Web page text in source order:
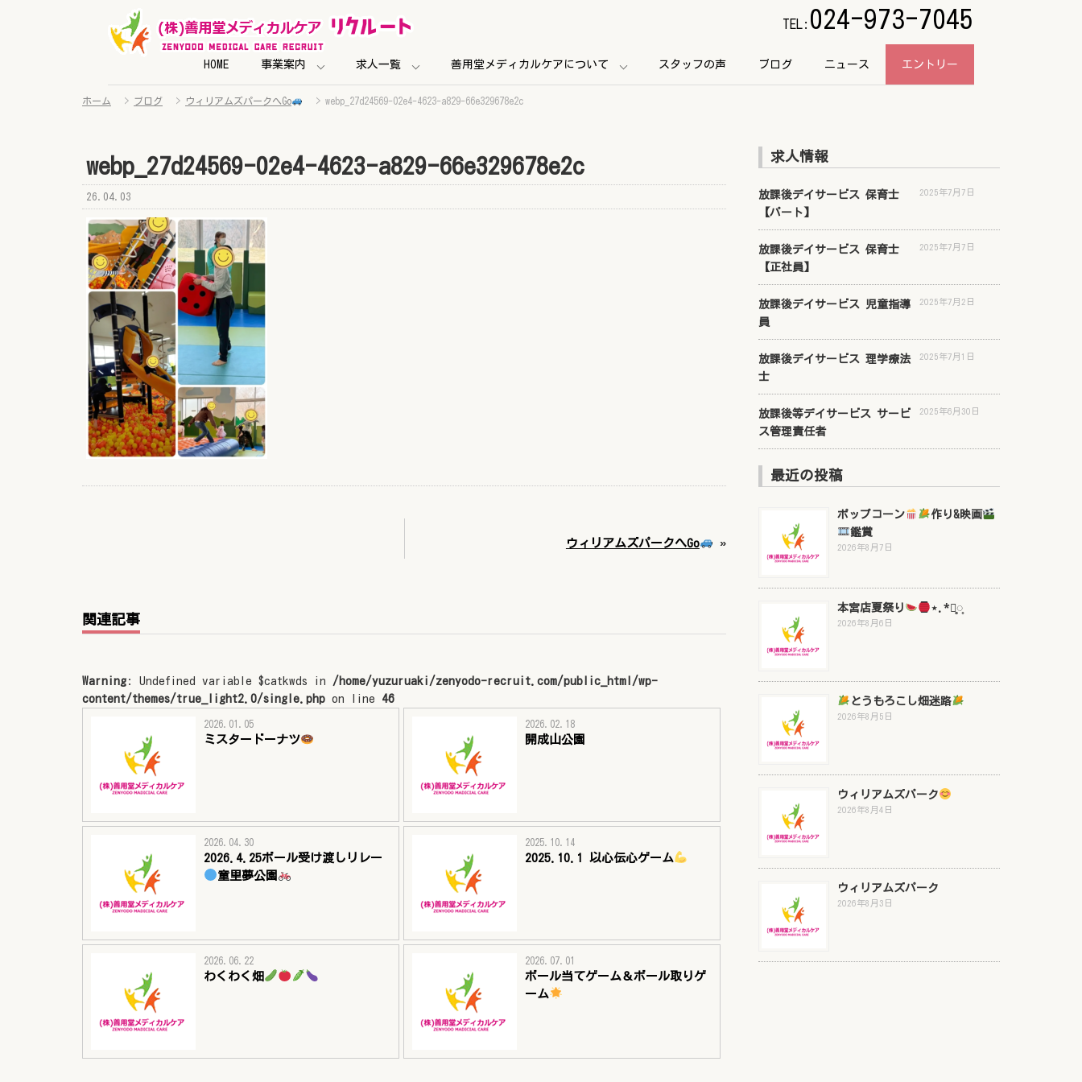
HOME 事業案内 求人一覧 善用堂メディカルケアについて スタッフの声 ブログ ニュース エントリー
TEL: 024-973-7045
ホーム > ブログ > ウィリアムズパークへGo > webp_27d24569-02e4-4623-a829-66e329678e2c
webp_27d24569-02e4-4623-a829-66e329678e2c
26.04.03
ウィリアムズパークへGo »
関連記事
Warning : Undefined variable $catkwds in /home/yuzuruaki/zenyodo-recruit.com/public_html/wp-
content/themes/true_light2.0/single.php on line 46
2026.01.05
ミスタードーナツ
2026.02.18
開成山公園
2026.04.30
2026.4.25ボール受け渡しリレー
童里夢公園
2025.10.14
2025.10.1 以心伝心ゲーム
2026.06.22
わくわく畑
2026.07.01
ボール当てゲーム＆ボール取りゲ
ーム
求人情報
放課後デイサービス 保育士
【パート】
2025年7月7日
放課後デイサービス 保育士
【正社員】
2025年7月7日
放課後デイサービス 児童指導
員
2025年7月2日
放課後デイサービス 理学療法
士
2025年7月1日
放課後等デイサービス サービ
ス管理責任者
2025年6月30日
最近の投稿
ポップコーン
作り&映画
鑑賞
2026年8月7日
本宮店夏祭り ⋆.*⃝̥◌̥
2026年8月6日
とうもろこし畑迷路
2026年8月5日
ウィリアムズパーク
2026年8月4日
ウィリアムズパーク
2026年8月3日